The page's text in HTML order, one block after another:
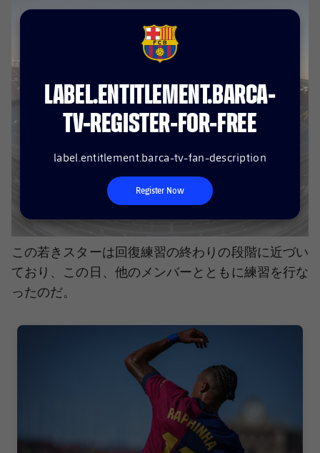
FCB Barcelona badge
LABEL.ENTITLEMENT.BARCA-
TV-REGISTER-FOR-FREE
label.entitlement.barca-tv-fan-description
Register Now
この若きスターは回復練習の終わりの段階に近づい
ており、この日、他のメンバーとともに練習を行な
ったのだ。
FC Barcelona club badge